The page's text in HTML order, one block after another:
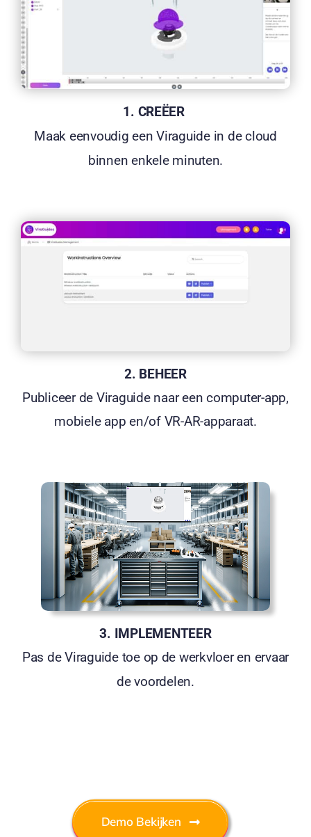
1. CREËER
Maak eenvoudig een Viraguide in de cloud
binnen enkele minuten.
2. BEHEER
Publiceer de Viraguide naar een computer-app,
mobiele app en/of VR-AR-apparaat.
3. IMPLEMENTEER
Pas de Viraguide toe op de werkvloer en ervaar
de voordelen.
Demo Bekijken